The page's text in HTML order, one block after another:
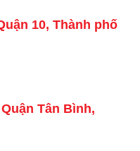
10, Thành phố
Tân Bình,